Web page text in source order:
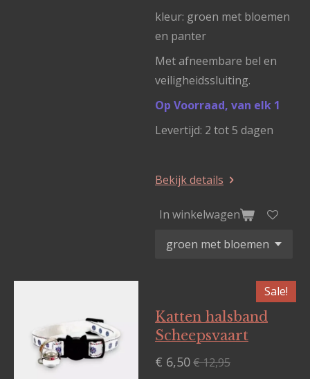
kleur: groen met bloemen
en panter
Met afneembare bel en
veiligheidssluiting.
Op Voorraad, van elk 1
Levertijd: 2 tot 5 dagen
Bekijk details
In winkelwagen
Sale!
Katten halsband
Scheepsvaart
€ 6,50€ 12,95